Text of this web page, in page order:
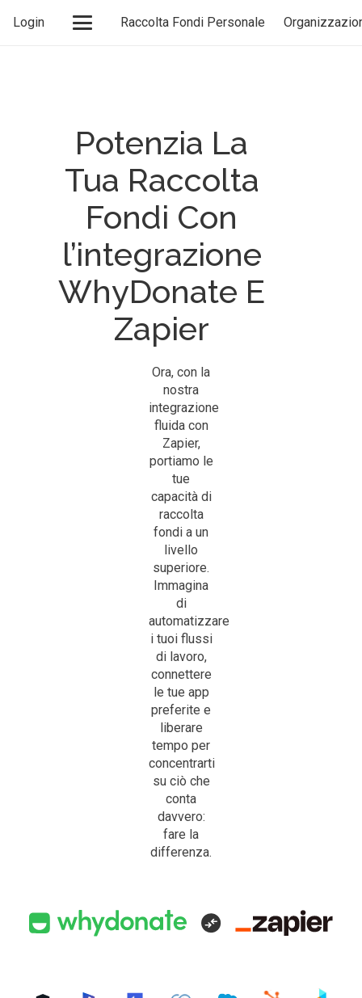
Login Raccolta Fondi Personale
Potenzia La
Tua Raccolta
Fondi Con
l’integrazione
WhyDonate E
Zapier
Ora, con la
nostra
integrazione
fluida con
Zapier,
portiamo le
tue
capacità di
raccolta
fondi a un
livello
superiore.
Immagina
di
automatizzare
i tuoi flussi
di lavoro,
connettere
le tue app
preferite e
liberare
tempo per
concentrarti
su ciò che
conta
davvero:
fare la
differenza.